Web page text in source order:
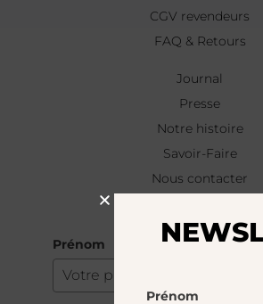
CGV revendeurs
FAQ & Retours
Journal
Presse
Notre histoire
Savoir-Faire
Nous contacter
Prénom
Prénom